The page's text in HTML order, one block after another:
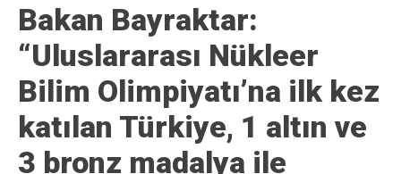
Bakan Bayraktar:
“Uluslararası Nükleer
Bilim Olimpiyatı’na ilk kez
katılan Türkiye, 1 altın ve
3 bronz madalya ile